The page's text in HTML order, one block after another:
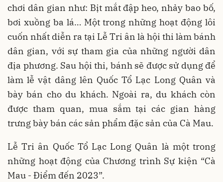
chơi dân gian như: Bịt mắt đập heo, nhảy bao bố,
bơi xuồng ba lá… Một trong những hoạt động lôi
cuốn nhất diễn ra tại Lễ Tri ân là hội thi làm bánh
dân gian, với sự tham gia của những người dân
địa phương. Sau hội thi, bánh sẽ được sử dụng để
làm lễ vật dâng lên Quốc Tổ Lạc Long Quân và
bày bán cho du khách. Ngoài ra, du khách còn
được tham quan, mua sắm tại các gian hàng
trưng bày bán các sản phẩm đặc sản của Cà Mau.
Lễ Tri ân Quốc Tổ Lạc Long Quân là một trong
những hoạt động của Chương trình Sự kiện “Cà
Mau - Điểm đến 2023”.